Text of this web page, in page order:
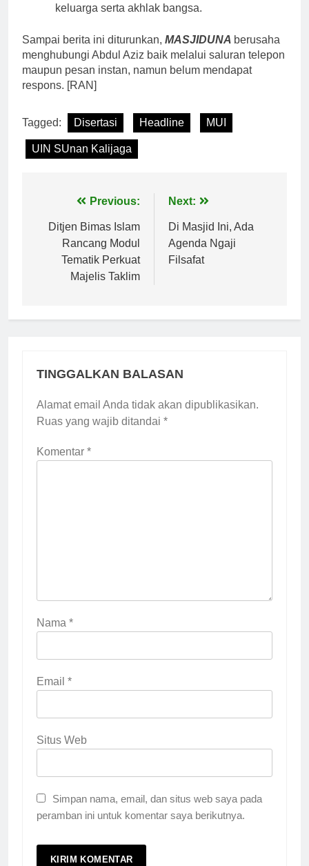
keluarga serta akhlak bangsa.
Sampai berita ini diturunkan, MASJIDUNA berusaha
menghubungi Abdul Aziz baik melalui saluran telepon
maupun pesan instan, namun belum mendapat
respons. [RAN]
Tagged: Disertasi Headline MUI
UIN SUnan Kalijaga
Navigasi
pos
Previous:
Ditjen Bimas Islam
Rancang Modul
Tematik Perkuat
Majelis Taklim
Next:
Di Masjid Ini, Ada
Agenda Ngaji
Filsafat
TINGGALKAN BALASAN
Alamat email Anda tidak akan dipublikasikan.
Ruas yang wajib ditandai *
Komentar *
Nama *
Email *
Situs Web
Simpan nama, email, dan situs web saya pada
peramban ini untuk komentar saya berikutnya.